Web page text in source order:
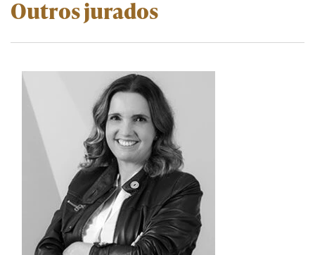
Outros jurados